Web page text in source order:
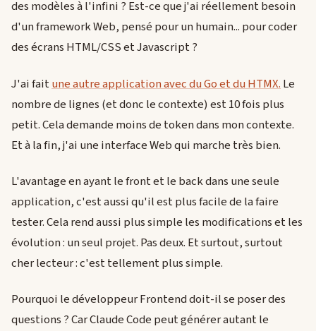
des modèles à l'infini ? Est-ce que j'ai réellement besoin
d'un framework Web, pensé pour un humain... pour coder
des écrans HTML/CSS et Javascript ?
J'ai faitune autre application avec du Go et du HTMX. Le
nombre de lignes (et donc le contexte) est 10 fois plus
petit. Cela demande moins de token dans mon contexte.
Et à la fin, j'ai une interface Web qui marche très bien.
L'avantage en ayant le front et le back dans une seule
application, c'est aussi qu'il est plus facile de la faire
tester. Cela rend aussi plus simple les modifications et les
évolution : un seul projet. Pas deux. Et surtout, surtout
cher lecteur : c'est tellement plus simple.
Pourquoi le développeur Frontend doit-il se poser des
questions ? Car Claude Code peut générer autant le